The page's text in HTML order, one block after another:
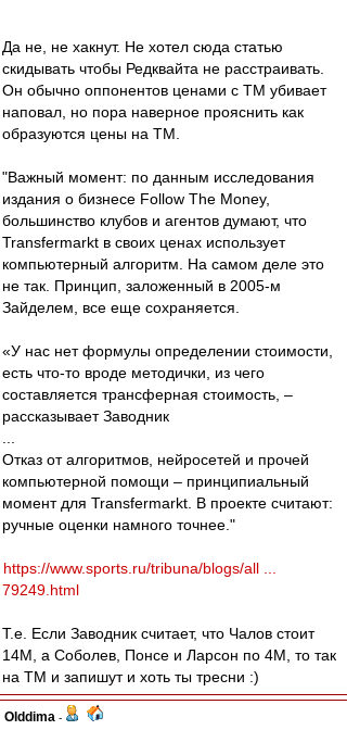
Да не, не хакнут. Не хотел сюда статью
скидывать чтобы Редквайта не расстраивать.
Он обычно оппонентов ценами с ТМ убивает
наповал, но пора наверное прояснить как
образуются цены на ТМ.
"Важный момент: по данным исследования
издания о бизнесе Follow The Money,
большинство клубов и агентов думают, что
Transfermarkt в своих ценах использует
компьютерный алгоритм. На самом деле это
не так. Принцип, заложенный в 2005-м
Зайделем, все еще сохраняется.
«У нас нет формулы определении стоимости,
есть что-то вроде методички, из чего
составляется трансферная стоимость, –
рассказывает Заводник
Отказ от алгоритмов, нейросетей и прочей
компьютерной помощи – принципиальный
момент для Transfermarkt. В проекте считают:
ручные оценки намного точнее."
https://www.sports.ru/tribuna/blogs/all ...
79249.html
Т.е. Если Заводник считает, что Чалов стоит
14М, а Соболев, Понсе и Ларсон по 4М, то так
на ТМ и запишут и хоть ты тресни :)
Olddima -